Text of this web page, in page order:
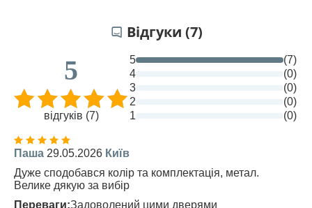
Відгуки (7)
5
відгуків (7)
5
(7)
4
(0)
3
(0)
2
(0)
1
(0)
Паша 29.05.2026 Київ
Дуже сподобався колір та комплектація, метал.
Велике дякую за вибір
Переваги:Задоволений цими дверями